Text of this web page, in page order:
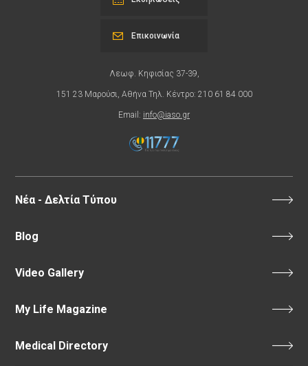
Λεωφ. Κηφισίας 37-39,
151 23 Μαρούσι, Αθήνα Τηλ. Κέντρο: 210 61 84 000
Email: info@iaso.gr
Επικοινωνία
Νέα - Δελτία Τύπου
Blog
Video Gallery
My Life Magazine
Medical Directory